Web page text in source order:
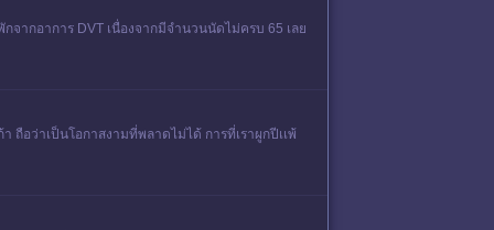
จากอาการ DVT เนื่องจากมีจํานวนนัดไม่ครบ 65 เลย
ถือว่าเป็นโอกาสงามที่พลาดไม่ได้ การที่เราผูกปีเเพ้